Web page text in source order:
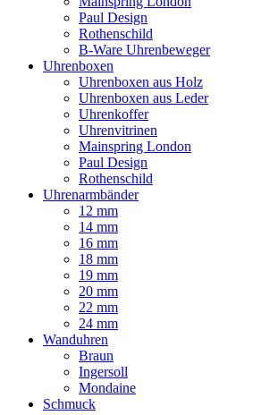
Paul Design
Rothenschild
B-Ware Uhrenbeweger
Uhrenboxen
Uhrenboxen aus Holz
Uhrenboxen aus Leder
Uhrenkoffer
Uhrenvitrinen
Mainspring London
Paul Design
Rothenschild
Uhrenarmbänder
12 mm
14 mm
16 mm
18 mm
19 mm
20 mm
22 mm
24 mm
Wanduhren
Braun
Ingersoll
Mondaine
Schmuck